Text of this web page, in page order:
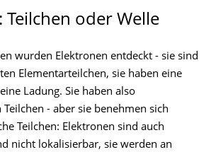
Teilchen oder Welle
wurden Elektronen entdeckt - sie sind
Elementarteilchen, sie haben eine
Ladung. Sie haben also
Teilchen - aber sie benehmen sich
Teilchen: Elektronen sind auch
nicht lokalisierbar, sie werden an